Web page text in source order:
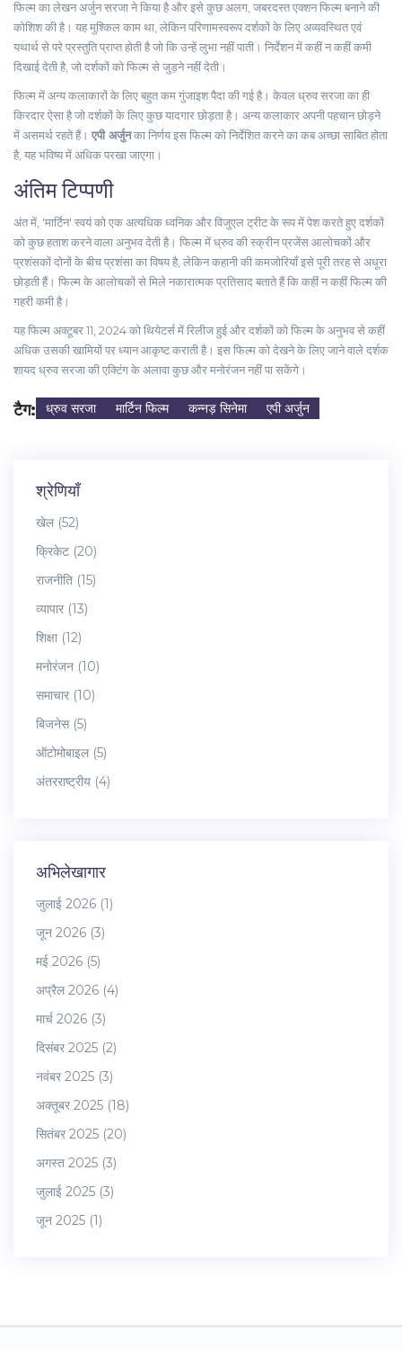
फिल्म का लेखन अर्जुन सरजा ने किया है और इसे कुछ अलग, जबरदस्त एक्शन फिल्म बनाने की
कोशिश की है। यह मुश्किल काम था, लेकिन परिणामस्वरूप दर्शकों के लिए अव्यवस्थित एवं
यथार्थ से परे प्रस्तुति प्राप्त होती है जो कि उन्हें लुभा नहीं पाती। निर्देशन में कहीं न कहीं कमी
दिखाई देती है, जो दर्शकों को फिल्म से जुड़ने नहीं देती।
फिल्म में अन्य कलाकारों के लिए बहुत कम गुंजाइश पैदा की गई है। केवल ध्रुव सरजा का ही
किरदार ऐसा है जो दर्शकों के लिए कुछ यादगार छोड़ता है। अन्य कलाकार अपनी पहचान छोड़ने
में असमर्थ रहते हैं। एपी अर्जुनका निर्णय इस फिल्म को निर्देशित करने का कब अच्छा साबित होता
है, यह भविष्य में अधिक परखा जाएगा।
अंतिम टिप्पणी
अंत में, 'मार्टिन' स्वयं को एक अत्यधिक ध्वनिक और विजुएल ट्रीट के रूप में पेश करते हुए दर्शकों
को कुछ हताश करने वाला अनुभव देती है। फिल्म में ध्रुव की स्क्रीन प्रजेंस आलोचकों और
प्रशंसकों दोनों के बीच प्रशंसा का विषय है, लेकिन कहानी की कमजोरियाँ इसे पूरी तरह से अधूरा
छोड़ती हैं। फिल्म के आलोचकों से मिले नकारात्मक प्रतिसाद बताते हैं कि कहीं न कहीं फिल्म की
गहरी कमी है।
यह फिल्म अक्टूबर 11, 2024 को थियेटर्स में रिलीज हुई और दर्शकों को फिल्म के अनुभव से कहीं
अधिक उसकी खामियों पर ध्यान आकृष्ट कराती है। इस फिल्म को देखने के लिए जाने वाले दर्शक
शायद ध्रुव सरजा की एक्टिंग के अलावा कुछ और मनोरंजन नहीं पा सकेंगे।
टैग: ध्रुव सरजा मार्टिन फिल्म कन्नड़ सिनेमा एपी अर्जुन
श्रेणियाँ
खेल (52)
क्रिकेट (20)
राजनीति (15)
व्यापार (13)
शिक्षा (12)
मनोरंजन (10)
समाचार (10)
बिजनेस (5)
ऑटोमोबाइल (5)
अंतरराष्ट्रीय (4)
अभिलेखागार
जुलाई 2026 (1)
जून 2026 (3)
मई 2026 (5)
अप्रैल 2026 (4)
मार्च 2026 (3)
दिसंबर 2025 (2)
नवंबर 2025 (3)
अक्तूबर 2025 (18)
सितंबर 2025 (20)
अगस्त 2025 (3)
जुलाई 2025 (3)
जून 2025 (1)